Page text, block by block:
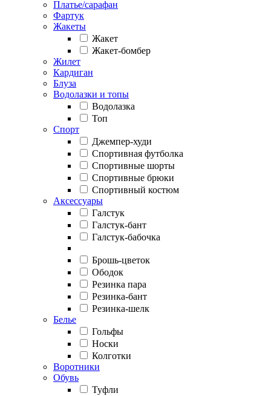
Платье/сарафан
Фартук
Жакеты
Жакет
Жакет-бомбер
Жилет
Кардиган
Блуза
Водолазки и топы
Водолазка
Топ
Спорт
Джемпер-худи
Спортивная футболка
Спортивные шорты
Спортивные брюки
Спортивный костюм
Аксессуары
Галстук
Галстук-бант
Галстук-бабочка
Брошь-цветок
Ободок
Резинка пара
Резинка-бант
Резинка-шелк
Белье
Гольфы
Носки
Колготки
Воротники
Обувь
Туфли